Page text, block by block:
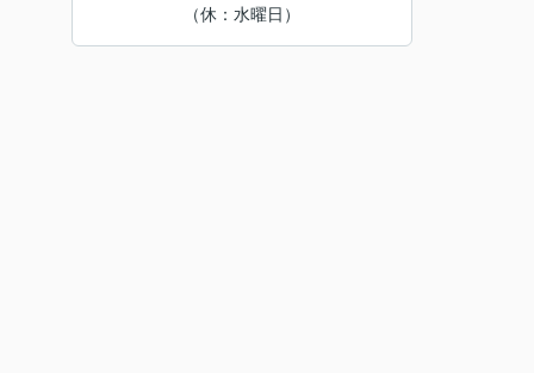
（休：水曜日）